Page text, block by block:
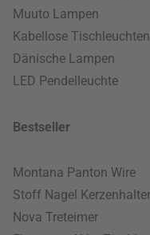
Muuto Lampen
Kabellose Tischleuchten
Dänische Lampen
LED Pendelleuchte
Bestseller
Montana Panton Wire
Stoff Nagel Kerzenhalter
Nova Treteimer